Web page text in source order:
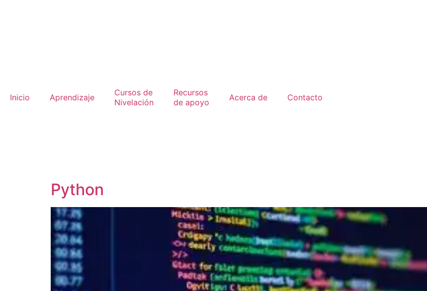
Inicio Aprendizaje
Cursos de
Nivelación
Recursos
de apoyo
Acerca de Contacto
Python